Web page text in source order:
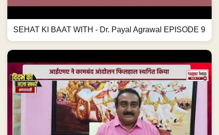
SEHAT KI BAAT WITH - Dr. Payal Agrawal EPISODE 9